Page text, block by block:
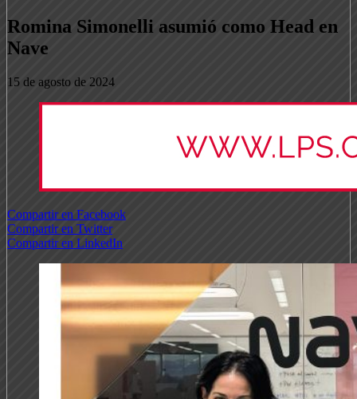
Romina Simonelli asumió como Head en
Nave
15 de agosto de 2024
Compartir en Facebook
Compartir en Twitter
Compartir en LinkedIn